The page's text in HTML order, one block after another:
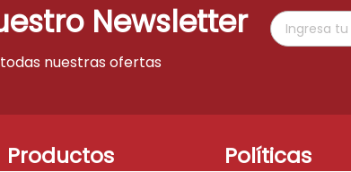
Newsletter
nuestras ofertas
Productos Políticas